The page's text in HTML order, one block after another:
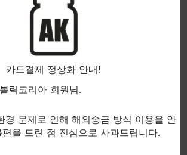
움이 됩니다2.
Killer Turk에는 ecdysterone이 함유되
니다
카드결제 정상화 안내!
릭코리아 회원님.
경 문제로 인해 해외송금 방식 이용을 안
을 드린 점 진심으로 사과드립니다.